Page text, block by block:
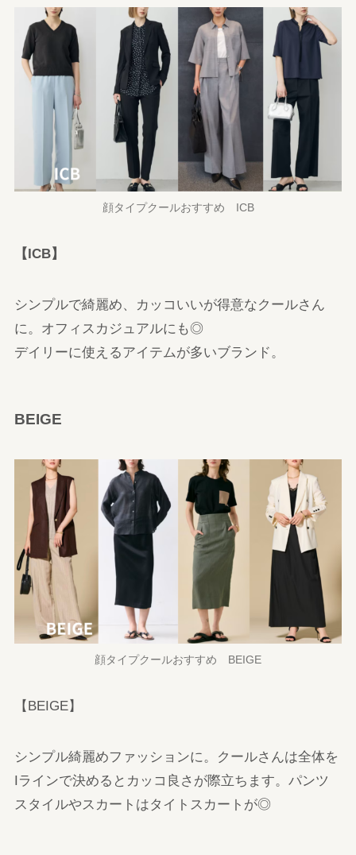
顔タイプクールおすすめ ICB
【ICB】
シンプルで綺麗め、カッコいいが得意なクールさん
に。オフィスカジュアルにも◎
デイリーに使えるアイテムが多いブランド。
BEIGE
顔タイプクールおすすめ BEIGE
【BEIGE】
シンプル綺麗めファッションに。クールさんは全体を
Iラインで決めるとカッコ良さが際立ちます。パンツ
スタイルやスカートはタイトスカートが◎